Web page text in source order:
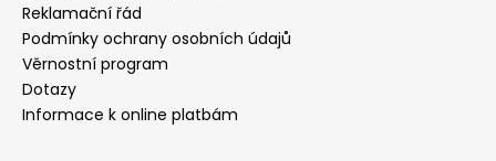
Reklamační řád
Podmínky ochrany osobních údajů
Věrnostní program
Dotazy
Informace k online platbám